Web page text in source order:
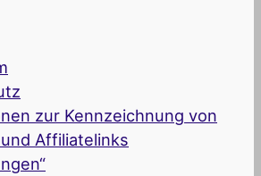
zur Kennzeichnung von
Affiliatelinks